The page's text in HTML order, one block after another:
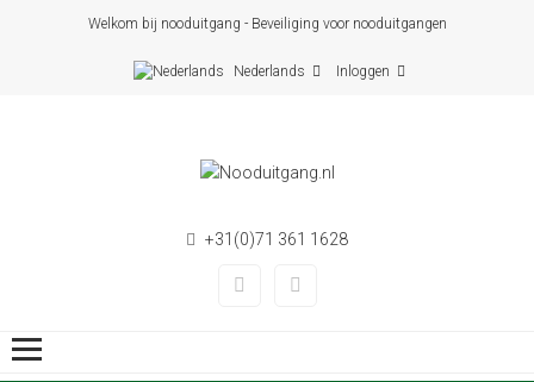
Welkom bij nooduitgang - Beveiliging voor nooduitgangen
Nederlands Inloggen
+31(0)71 361 1628